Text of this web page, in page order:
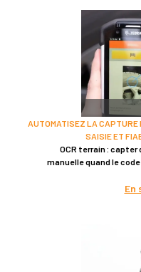
AUTOMATISEZ LA CAPTURE
SAISIE ET
OCR terrain :
manuelle quand le
En